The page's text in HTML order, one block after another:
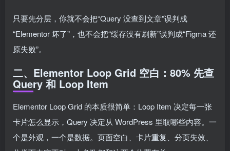
只要先分层，你就不会把“Query 没查到文章”误判成
“Elementor 坏了”，也不会把“缓存没有刷新”误判成“Figma 还
原失败”。
二、Elementor Loop Grid 空白：80% 先查
Query 和 Loop Item
Elementor Loop Grid 的本质很简单：Loop Item 决定每一张
卡片怎么显示，Query 决定从 WordPress 里取哪些内容。一
个是外观，一个是数据。页面空白、卡片重复、分页失效、